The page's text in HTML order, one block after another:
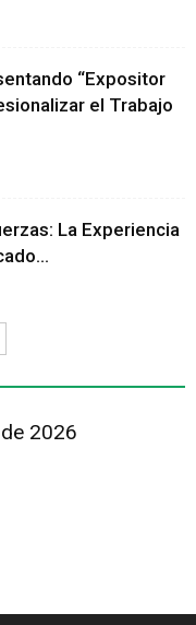
“Expositor
el Trabajo
La Experiencia
2026